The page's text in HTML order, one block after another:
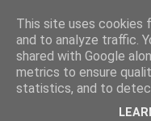
It's your mind that
This site uses cookies
and to analyze traffic.
shared with Google
metrics to ensure
statistics, and to